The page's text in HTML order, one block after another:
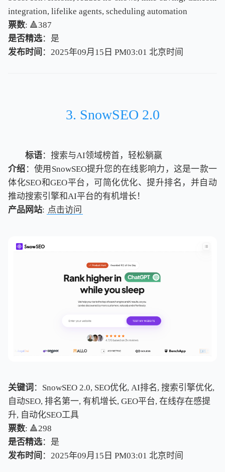
integration, lifelike agents, scheduling automation
票数: 🔺387
是否精选：是
发布时间 ：2025年09月15日 PM03:01 北京时间
北京时间
3. SnowSEO 2.0
标语：搜索与AI领域榜首，轻松躺赢
介绍 ：使用SnowSEO提升您的在线影响力，这是一款一
体化SEO和GEO平台，可简化优化、提升排名，并自动
推动搜索引擎和AI平台的有机增长！
产品网站: 点击访问
关键词 ：SnowSEO 2.0, SEO优化, AI排名, 搜索引擎优化,
自动SEO, 排名第一, 有机增长, GEO平台, 在线存在感提
升, 自动化SEO工具
票数: 🔺298
是否精选：是
发布时间 ：2025年09月15日 PM03:01 北京时间
北京时间